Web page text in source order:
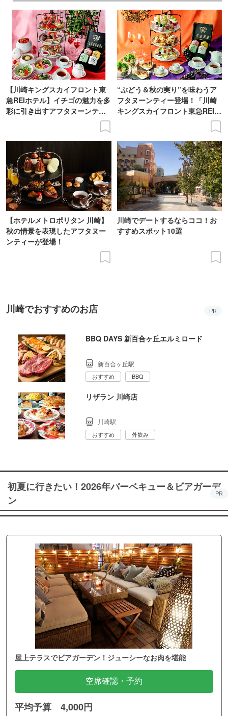
【川崎キングスカイフロント東
急REIホテル】イチゴの魅力を多
彩に引き出すアフタヌーンティ
“ぶどう＆秋の実り”を味わうア
フタヌーンティー登場！「川崎
キングスカイフロント東急REIホ
【ホテルメトロポリタン 川崎】
秋の情景を表現したアフタヌー
ンティーが登場！
川崎でデートするならココ！お
すすめスポット10選
川崎でおすすめのお店 PR
BBQ DAYS 新百合ヶ丘エルミロード
新百合ヶ丘駅
おすすめ BBQ
リザラン 川崎店
川崎駅
おすすめ 外飲み
初夏に行きたい！2026年バーベキュー＆ビアガーデ
ン
PR
屋上テラスでビアガーデン！ジューシーなお肉を堪能
空席確認・予約
平均予算 4,000円